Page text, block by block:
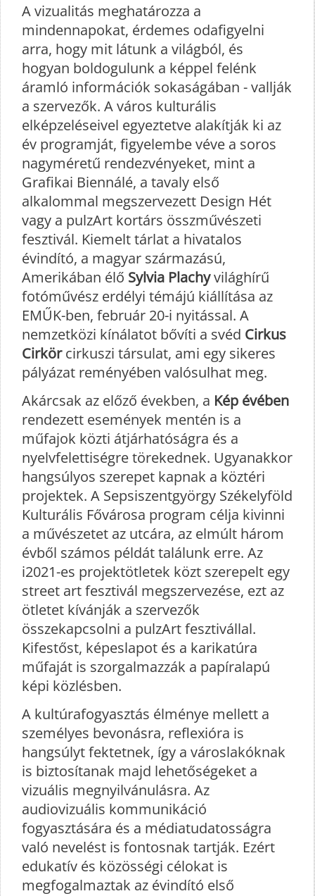
A vizualitás meghatározza a
mindennapokat, érdemes odafigyelni
arra, hogy mit látunk a világból, és
hogyan boldogulunk a képpel felénk
áramló információk sokaságában - vallják
a szervezők. A város kulturális
elképzeléseivel egyeztetve alakítják ki az
év programját, figyelembe véve a soros
nagyméretű rendezvényeket, mint a
Grafikai Biennálé, a tavaly első
alkalommal megszervezett Design Hét
vagy a pulzArt kortárs összművészeti
fesztivál. Kiemelt tárlat a hivatalos
évindító, a magyar származású,
Amerikában élő Sylvia Plachyvilághírű
fotóművész erdélyi témájú kiállítása az
EMŰK-ben, február 20-i nyitással. A
nemzetközi kínálatot bővíti a svéd Cirkus
Cirkörcirkuszi társulat, ami egy sikeres
pályázat reményében valósulhat meg.
Akárcsak az előző években, a Kép évében
rendezett események mentén is a
műfajok közti átjárhatóságra és a
nyelvfelettiségre törekednek. Ugyanakkor
hangsúlyos szerepet kapnak a köztéri
projektek. A Sepsiszentgyörgy Székelyföld
Kulturális Fővárosa program célja kivinni
a művészetet az utcára, az elmúlt három
évből számos példát találunk erre. Az
i2021-es projektötletek közt szerepelt egy
street art fesztivál megszervezése, ezt az
ötletet kívánják a szervezők
összekapcsolni a pulzArt fesztivállal.
Kifestőst, képeslapot és a karikatúra
műfaját is szorgalmazzák a papíralapú
képi közlésben.
A kultúrafogyasztás élménye mellett a
személyes bevonásra, reflexióra is
hangsúlyt fektetnek, így a városlakóknak
is biztosítanak majd lehetőségeket a
vizuális megnyilvánulásra. Az
audiovizuális kommunikáció
fogyasztására és a médiatudatosságra
való nevelést is fontosnak tartják. Ezért
edukatív és közösségi célokat is
megfogalmaztak az évindító első